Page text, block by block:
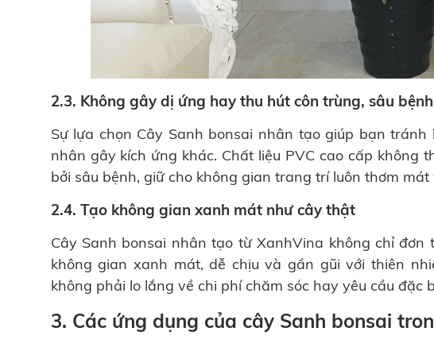
2.3. Không gây dị ứng hay thu hút côn trùng, sâu bệnh
Sự lựa chọn Cây Sanh bonsai nhân tạo giúp bạn
nhân gây kích ứng khác. Chất liệu PVC cao cấp không
bởi sâu bệnh, giữ cho không gian trang trí luôn thơm
2.4. Tạo không gian xanh mát như cây thật
Cây Sanh bonsai nhân tạo từ XanhVina không chỉ
không gian xanh mát, dễ chịu và gần gũi với thiên
không phải lo lắng về chi phí chăm sóc hay yêu cầu đặc
3. Các ứng dụng của cây Sanh bonsai